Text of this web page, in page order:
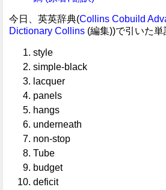
今日、英英辞典(Collins Cobuild
Dictionary Collins (編集))で引いた単
style
simple-black
lacquer
panels
hangs
underneath
non-stop
Tube
budget
deficit